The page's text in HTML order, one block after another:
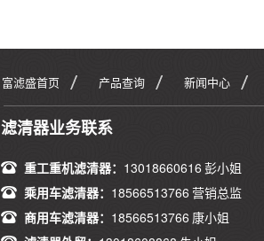
富滤盛首页 产品查询 新闻中心
滤清器业务联系
重工重机滤清器： 13018660616 彭小姐
乘用车滤清器： 18566513766 营销总监
商用车滤清器： 18566513766 康小姐